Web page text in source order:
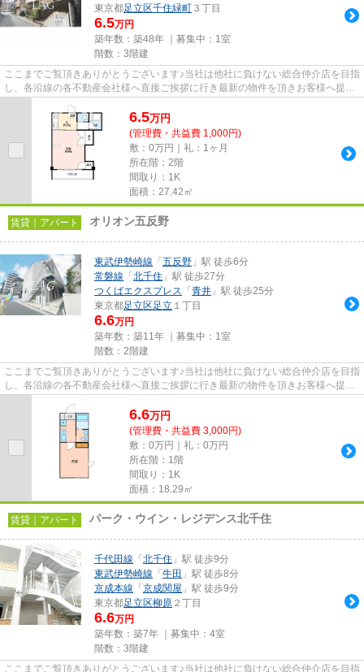
東京都足立区千住緑町 ３丁目
6.5万円
築年数：築48年 ｜募集中： 1室
階数：3階建
ここまでご覧頂きありがとうございます♪当社は他社に負けない総合仲介店を目指
し、各沿線の各不動産会社様へ直接ご挨拶に行き最新の物件を頂きお客様へ提供
6.5万円
(管理費・共益費 1,000円)
敷：0万円｜礼：1ヶ月
所在階：2階
間取り：1K
面積：27.42㎡
賃貸｜アパート オリオン五反野
東武伊勢崎線 「 五反野 」駅 徒歩6分
常磐線 「 北千住 」駅 徒歩27分
つくばエクスプレス 「 青井 」駅 徒歩25分
東京都足立区足立 １丁目
6.6万円
築年数：築11年 ｜募集中： 1室
階数：2階建
ここまでご覧頂きありがとうございます♪当社は他社に負けない総合仲介店を目指
し、各沿線の各不動産会社様へ直接ご挨拶に行き最新の物件を頂きお客様へ提供
6.6万円
(管理費・共益費 3,000円)
敷：0万円｜礼：0万円
所在階：1階
間取り：1K
面積：18.29㎡
賃貸｜アパート パーク・ウイン・レジデンス北千住
千代田線 「 北千住 」駅 徒歩9分
東武伊勢崎線 「 牛田 」駅 徒歩8分
京成本線 「 京成関屋 」駅 徒歩9分
東京都足立区柳原 ２丁目
6.6万円
築年数：築7年 ｜募集中： 4室
階数：3階建
ここまでご覧頂きありがとうございます♪当社は他社に負けない総合仲介店を目指